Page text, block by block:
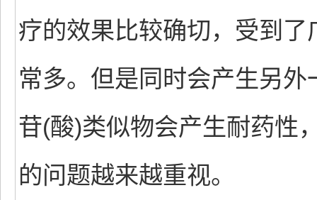
疗的效果比较确切，受到
常多。但是同时会产生另
苷(酸)类似物会产生耐药性
的问题越来越重视。